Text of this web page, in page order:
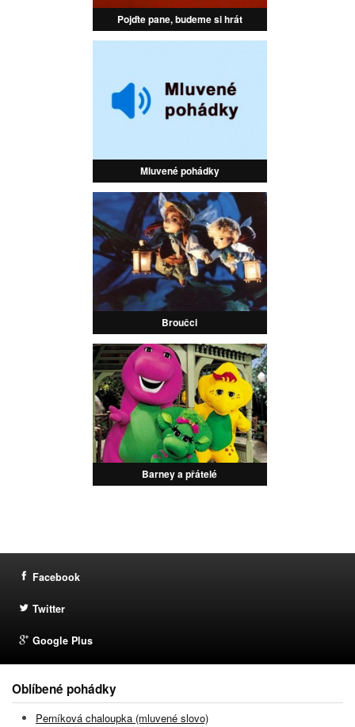
Pojďte pane, budeme si hrát
Mluvené pohádky
Broučci
Barney a přátelé
Facebook
Twitter
Google Plus
Oblíbené pohádky
Perníková chaloupka (mluvené slovo)